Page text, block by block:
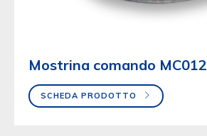
Mostrina comando MC012
SCHEDA PRODOTTO